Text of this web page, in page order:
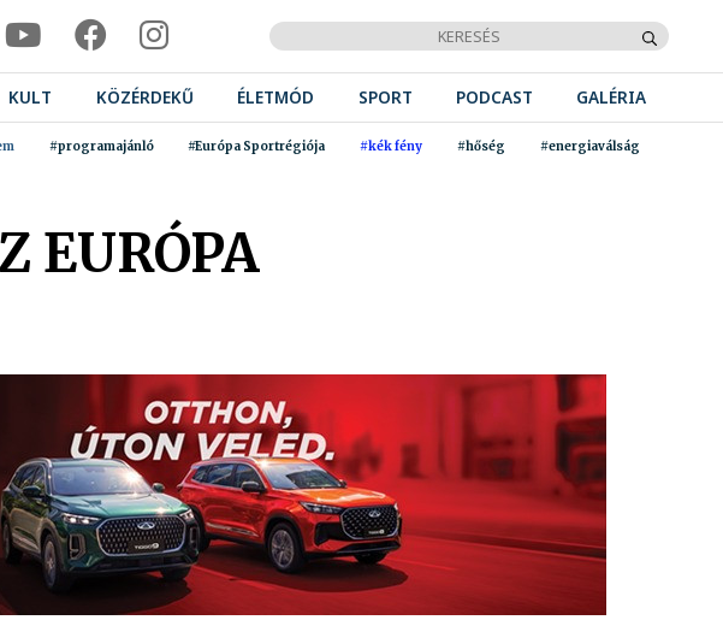
KULT KÖZÉRDEKŰ ÉLETMÓD SPORT PODCAST GALÉRIA
#programajánló #Európa Sportrégiója #kék fény #hőség #energiaválság
EURÓPA